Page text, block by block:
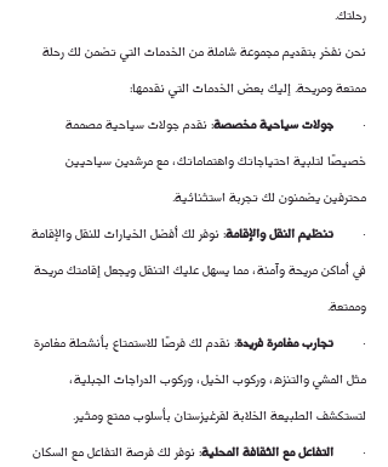
رحلتك.
نحن نفخر بتقديم مجموعة شاملة من الخدمات التي تضمن لك رحلة
ممتعة ومريحة. إليك بعض الخدمات التي نقدمها:
· جولات سياحية مخصصة: نقدم جولات سياحية مصممة
خصيصًا لتلبية احتياجاتك واهتماماتك، مع مرشدين سياحيين
محترفين يضمنون لك تجربة استثنائية.
· تنظيم النقل والإقامة: نوفر لك أفضل الخيارات للنقل والإقامة
في أماكن مريحة وآمنة، مما يسهل عليك التنقل ويجعل إقامتك مريحة
وممتعة.
· تجارب مغامرة فريدة: نقدم لك فرصًا للاستمتاع بأنشطة مغامرة
مثل المشي والتنزه، وركوب الخيل، وركوب الدراجات الجبلية،
لتستكشف الطبيعة الخلابة لقرغيزستان بأسلوب ممتع ومثير.
· التفاعل مع الثقافة المحلية: نوفر لك فرصة التفاعل مع السكان